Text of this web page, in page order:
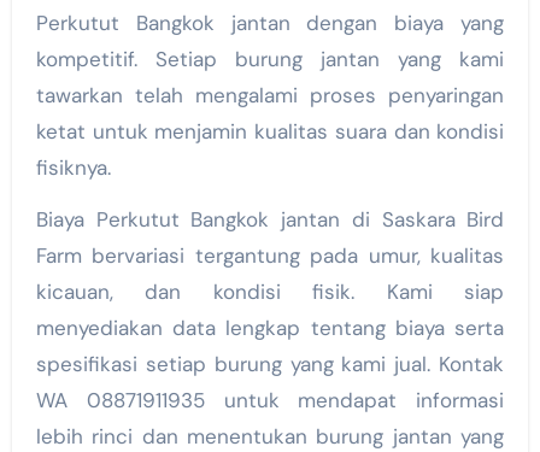
Perkutut Bangkok jantan dengan biaya yang
kompetitif. Setiap burung jantan yang kami
tawarkan telah mengalami proses penyaringan
ketat untuk menjamin kualitas suara dan kondisi
fisiknya.
Biaya Perkutut Bangkok jantan di Saskara Bird
Farm bervariasi tergantung pada umur, kualitas
kicauan, dan kondisi fisik. Kami siap
menyediakan data lengkap tentang biaya serta
spesifikasi setiap burung yang kami jual. Kontak
WA 08871911935 untuk mendapat informasi
lebih rinci dan menentukan burung jantan yang